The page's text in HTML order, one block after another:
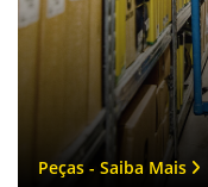
(66) 3411-6600
Suporte remoto
0800 000 6642
(66) 98402-5024